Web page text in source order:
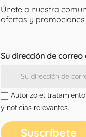
Únete a nuestra
ofertas y
Su dirección de correo
Autorizo el
y noticias relevantes.